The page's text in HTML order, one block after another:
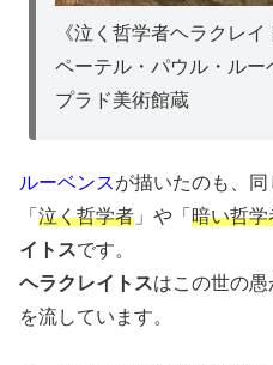
《泣く哲学者ヘラクレ
ペーテル・パウル・ルー
プラド美術館蔵
ルーベンスが描いたのも、同
「 泣く哲学者 」や「 暗い哲学
イトスです。
ヘラクレイトスはこの世の
を流しています。